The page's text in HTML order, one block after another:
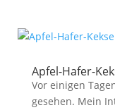
Apfel-Hafer-
Vor einigen
gesehen. Mein